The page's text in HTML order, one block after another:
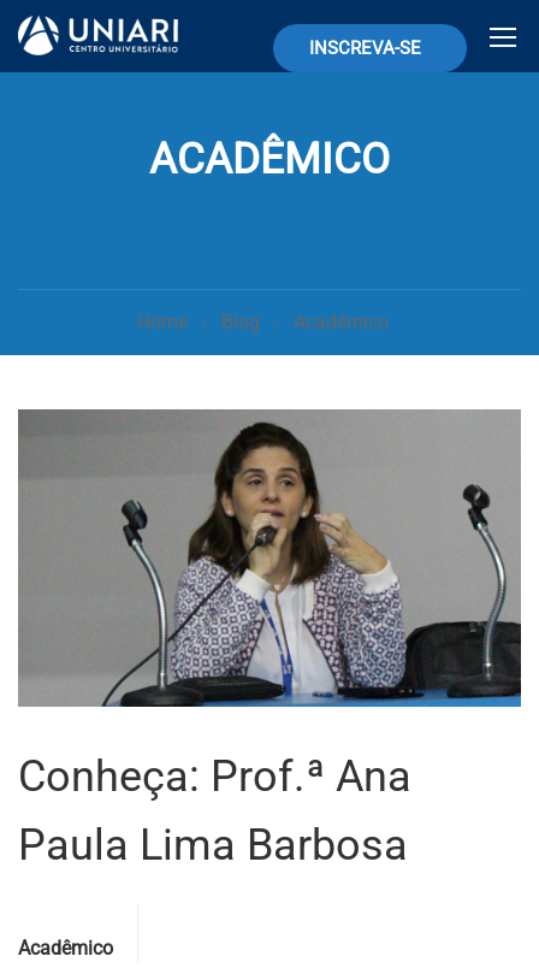
INSCREVA-SE
ACADÊMICO
Home Blog Acadêmico
Conheça: Prof.ª Ana
Paula Lima Barbosa
Acadêmico